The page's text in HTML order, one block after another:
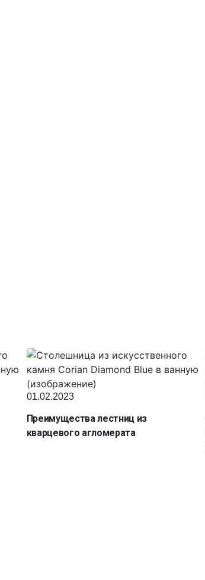
01.02.2023
Преимущества лестниц из
кварцевого агломерата